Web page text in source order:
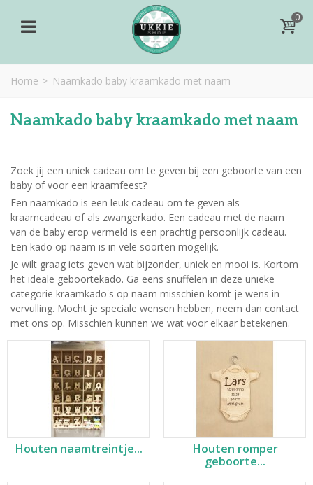
0
Home > Naamkado baby kraamkado met naam
Naamkado baby kraamkado met naam
Zoek jij een uniek cadeau om te geven bij een geboorte van een
baby of voor een kraamfeest?
Een naamkado is een leuk cadeau om te geven als
kraamcadeau of als zwangerkado. Een cadeau met de naam
van de baby erop vermeld is een prachtig persoonlijk cadeau.
Een kado op naam is in vele soorten mogelijk.
Je wilt graag iets geven wat bijzonder, uniek en mooi is. Kortom
het ideale geboortekado. Ga eens snuffelen in deze unieke
categorie kraamkado's op naam misschien komt je wens in
vervulling. Mocht je speciale wensen hebben, neem dan contact
met ons op. Misschien kunnen we wat voor elkaar betekenen.
Houten naamtreintje...
Houten romper
geboorte...